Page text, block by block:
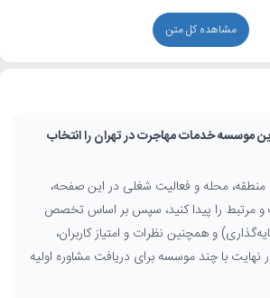
مناسب انتخاب کنیم؟
محدوده شهر، منطقه، محله، فعالیت شغلی و گزینه
هر کسب‌وکار، اطلاعاتی مانند نام موسسه، آدرس،
مهاجرتی، موسسه حقوقی، وکیل مهاجرت) و
نمایش داده می‌شود تا بتوانید با اطمینان بیشتری
در تهران
مهاجرت معمولاً ترکیبی از خدمات زیر را ارائه
مشاهده کل متن
موسسه خدمات مهاجرت در تهران را انتخاب
منطقه، محله و فعالیت شغلی در این صفحه،
و مرتبط را پیدا کنید، سپس بر اساس تخصص
و همچنین نظرات و امتیاز کاربران،
نهایت با چند موسسه برای دریافت مشاوره اولیه